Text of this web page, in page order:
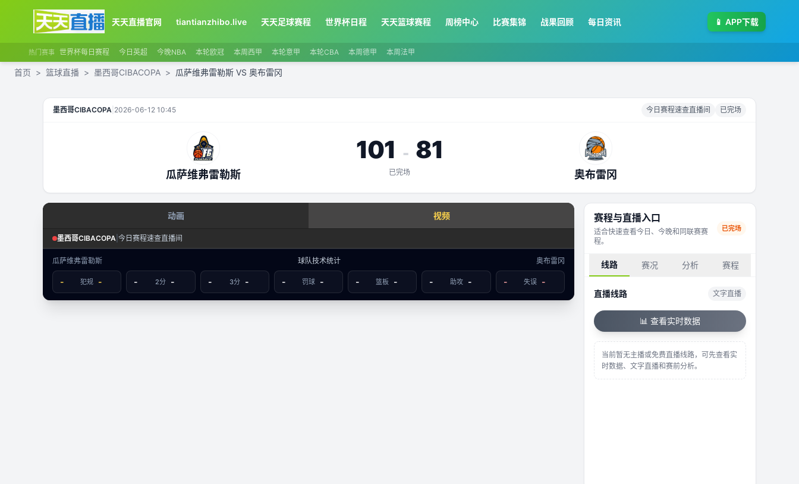
天天直播官网 tiantianzhibo.live 天天足球赛程 世界杯日程 天天篮球赛程 周榜中心 比赛集锦 战果回顾 每日资讯 📱 APP下载
热门赛事 世界杯每日赛程 今日英超 今晚NBA 本轮欧冠 本周西甲 本轮意甲 本轮CBA 本周德甲 本周法甲
首页 > 篮球直播 > 墨西哥CIBACOPA > 瓜萨维弗雷勒斯 VS 奥布雷冈
瓜萨维弗雷勒斯VS奥布雷冈直播
墨西哥CIBACOPA 2026-06-12 10:45 今日赛程速查直播间 已完场
瓜萨维弗雷勒斯
101 - 81
已完场 奥布雷冈
动画 视频
墨西哥CIBACOPA 今日赛程速查直播间
墨西哥CIBACOPA
已结束
数据视图
-
查看实时数据
篮球回合态势
瓜萨维弗雷勒斯 球队技术统计 奥布雷冈
- 犯规 - - 2分 - - 3分 - - 罚球 - - 篮板 - - 助攻 - - 失误 -
赛程与直播入口
适合快速查看今日、今晚和同联赛赛
程。
已完场
线路 赛况 分析 赛程
直播线路 文字直播
📊 查看实时数据
当前暂无主播或免费直播线路，可先查看实
时数据、文字直播和赛前分析。